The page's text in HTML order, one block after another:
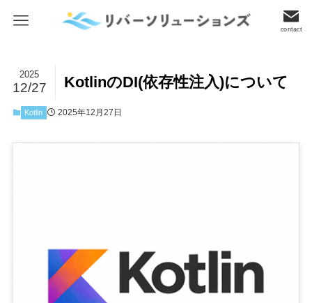
contact
KotlinのDI(依存性注入)について
2025
12/27
Kotlin 2025年12月27日